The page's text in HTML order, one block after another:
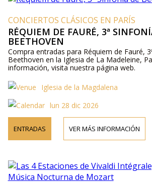
CONCIERTOS CLÁSICOS EN PARÍS
RÉQUIEM DE FAURÉ, 3ª
BEETHOVEN
Compra entradas para Réquiem de Fauré,
Beethoven en la Iglesia de La Madeleine,
información, visita nuestra página web.
Iglesia de la Magdalena
lun 28 dic 2026
ENTRADAS VER MÁS INFORMACIÓN